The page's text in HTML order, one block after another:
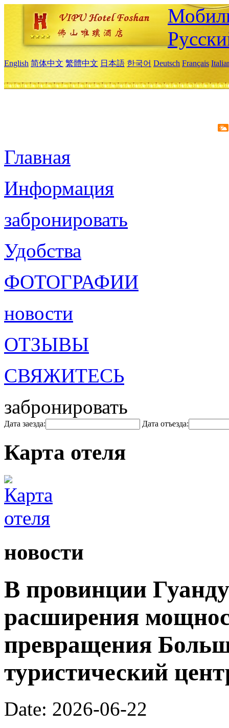
English 简体中文 繁體中文 日本語 한국어 Deutsch Français
Главная
Информация
забронировать
Удобства
ФОТОГРАФИИ
новости
ОТЗЫВЫ
СВЯЖИТЕСЬ
забронировать
Дата заезда: Дата отъезда:
Карта отеля
новости
В провинции
расширения
превращения
туристический
Date: 2026-06-22